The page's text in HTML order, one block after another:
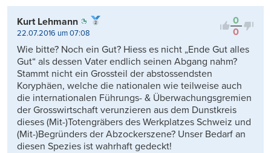
0
0
Kurt Lehmann
22.07.2016 um 07:08
Wie bitte? Noch ein Gut? Hiess es nicht „Ende Gut alles
Gut“ als dessen Vater endlich seinen Abgang nahm?
Stammt nicht ein Grossteil der abstossendsten
Koryphäen, welche die nationalen wie teilweise auch
die internationalen Führungs- & Überwachungsgremien
der Grosswirtschaft verunzieren aus dem Dunstkreis
dieses (Mit-)Totengräbers des Werkplatzes Schweiz und
(Mit-)Begründers der Abzockerszene? Unser Bedarf an
diesen Spezies ist wahrhaft gedeckt!